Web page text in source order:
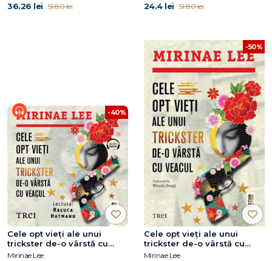
36.26 lei 51.80 lei 24.4 lei 51.80 lei
-40%
Cele opt vieți ale unui
trickster de-o vârstă cu
veacul
Mirinae Lee
-50%
Cele opt vieți ale unui
trickster de-o vârstă cu
veacul
Mirinae Lee